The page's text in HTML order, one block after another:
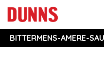
BITTERMENS-AMERE-